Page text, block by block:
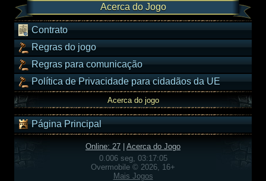
Acerca do Jogo
Contrato
Regras do jogo
Regras para comunicação
Política de Privacidade para cidadãos da UE
Acerca do jogo
Página Principal
Online: 27
Acerca do Jogo
0.006 seg, 03:17:05
Overmobile © 2026, 16+
Mais Jogos